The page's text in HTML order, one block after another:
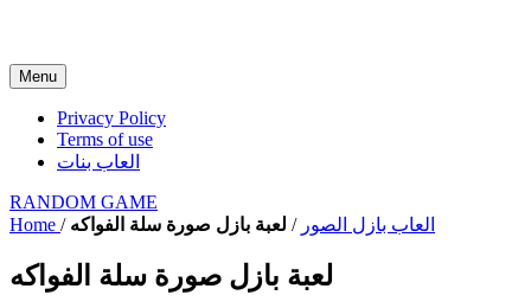
Menu
Privacy Policy
Terms of use
العاب بنات
RANDOM GAME
Home / العاب بازل الصور / لعبة بازل صورة سلة الفواكه
لعبة بازل صورة سلة الفواكه